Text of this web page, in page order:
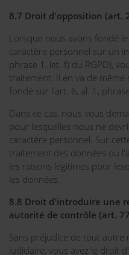
8.7 Droit d'opposition (art.
Lorsque nous avons fondé
caractère personnel sur un
phrase 1, let. f) du RGPD),
traitement. Il en va de
fondé sur l'art. 6, al. 1,
Dans ce cas, nous vous
pour lesquelles nous ne
caractère personnel. Sur
traitement des données ou
les raisons légitimes pour
les données.
8.8 Droit d'introduire une
autorité de contrôle (art.
Sans préjudice de tout
judiciaire, vous avez le droit